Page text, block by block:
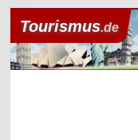
Tourismus.de